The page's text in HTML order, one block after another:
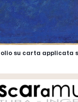
olio su carta applicata